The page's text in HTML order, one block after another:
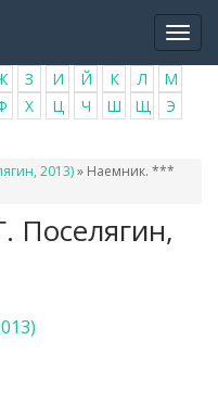
З И Й К Л
М
Х Ц Ч Ш Щ
Э
2013)» Наемник. ***
Поселягин,